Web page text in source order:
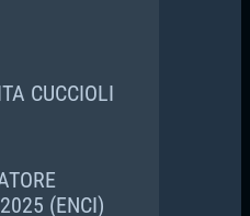
CUCCIOLI
(ENCI)